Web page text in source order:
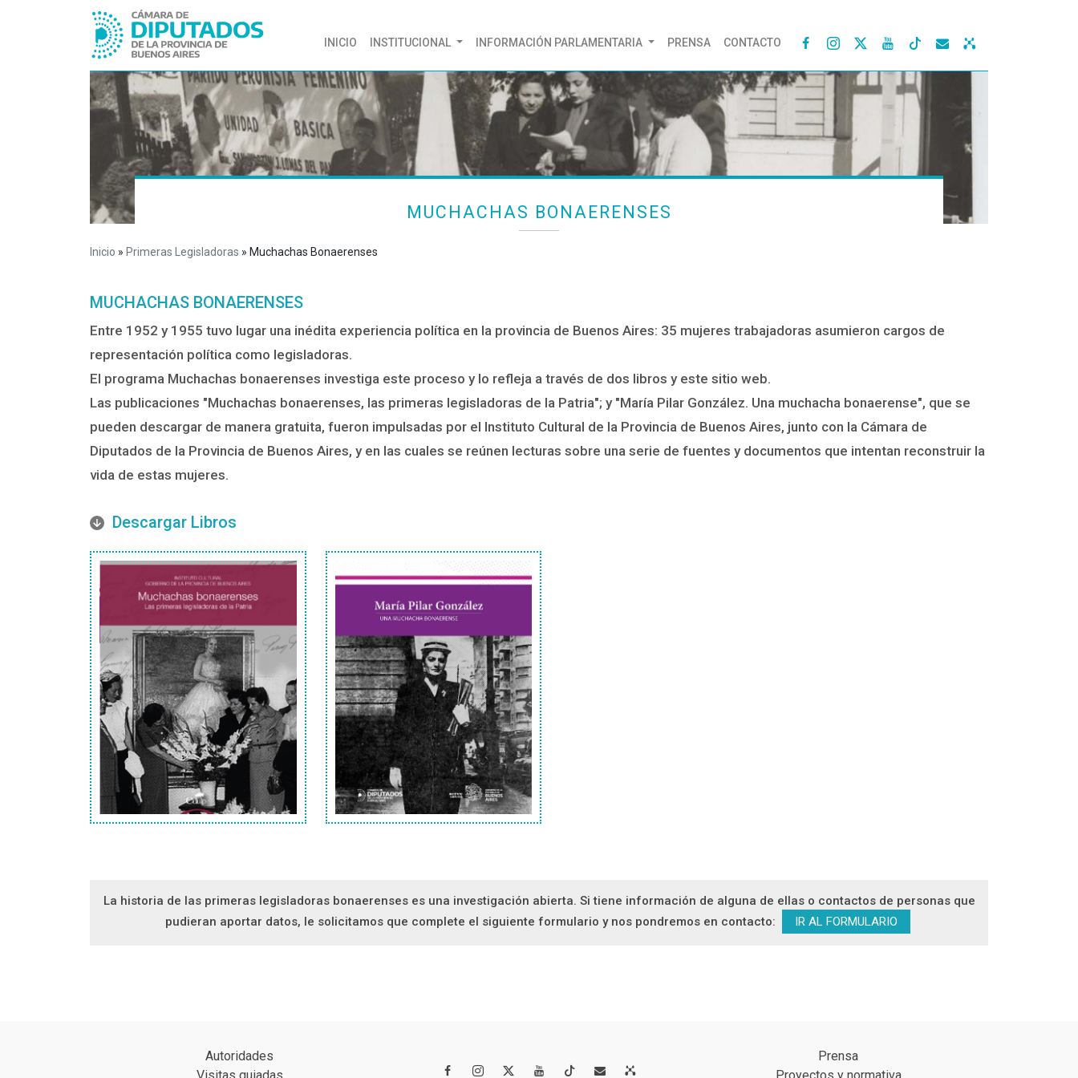
INICIO (CURRENT)
INSTITUCIONAL INFORMACIÓN PARLAMENTARIA PRENSA CONTACTO    
MUCHACHAS BONAERENSES
Inicio » Primeras Legisladoras » Muchachas Bonaerenses
MUCHACHAS BONAERENSES
Entre 1952 y 1955 tuvo lugar una inédita experiencia política en la provincia de Buenos Aires: 35 mujeres trabajadoras asumieron cargos de
representación política como legisladoras.
El programa Muchachas bonaerenses investiga este proceso y lo refleja a través de dos libros y este sitio web.
Las publicaciones "Muchachas bonaerenses, las primeras legisladoras de la Patria"; y "María Pilar González. Una muchacha bonaerense", que se
pueden descargar de manera gratuita, fueron impulsadas por el Instituto Cultural de la Provincia de Buenos Aires, junto con la Cámara de
Diputados de la Provincia de Buenos Aires, y en las cuales se reúnen lecturas sobre una serie de fuentes y documentos que intentan reconstruir la
vida de estas mujeres.
Descargar Libros
La historia de las primeras legisladoras bonaerenses es una investigación abierta. Si tiene información de alguna de ellas o contactos de personas que
pudieran aportar datos, le solicitamos que complete el siguiente formulario y nos pondremos en contacto:
IR AL FORMULARIO
Autoridades
Visitas guiadas
   
Prensa
Proyectos y normativa